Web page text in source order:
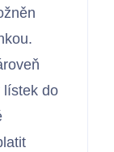
lístek do